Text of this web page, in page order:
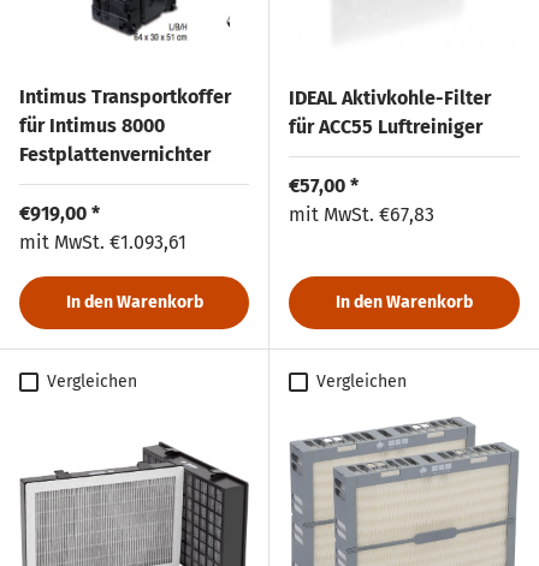
Intimus Transportkoffer
für Intimus 8000
Festplattenvernichter
Normaler Preis
€919,00 *
Normaler Preis
mit MwSt. €1.093,61
In den Warenkorb
IDEAL Aktivkohle-Filter
für ACC55 Luftreiniger
Normaler Preis
€57,00 *
Normaler Preis
mit MwSt. €67,83
In den Warenkorb
Vergleichen Vergleichen